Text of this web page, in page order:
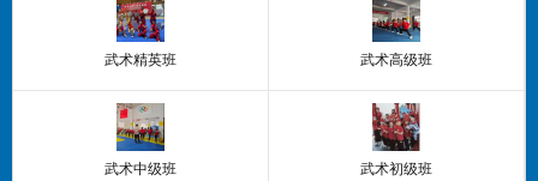
武术精英班 武术高级班
武术中级班 武术初级班